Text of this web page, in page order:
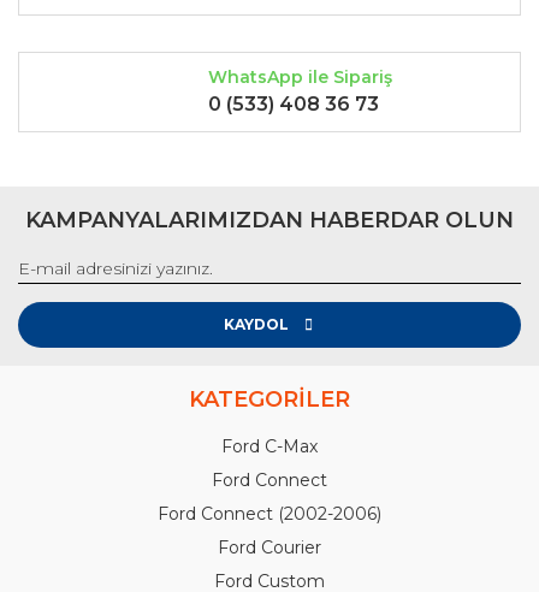
WhatsApp ile Sipariş
0 (533) 408 36 73
KAMPANYALARIMIZDAN HABERDAR OLUN
KAYDOL
KATEGORİLER
Ford C-Max
Ford Connect
Ford Connect (2002-2006)
Ford Courier
Ford Custom